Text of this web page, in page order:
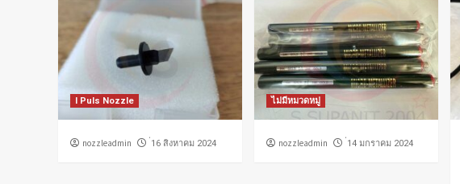
I Puls Nozzle
nozzleadmin ่16 สิงหาคม 2024
ไม่มีหมวดหมู่
nozzleadmin ่14 มกราคม 2024